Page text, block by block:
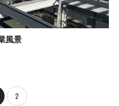
風景
2